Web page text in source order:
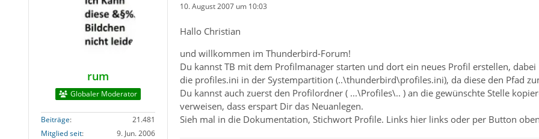
rum
Globaler Moderator
Beiträge
21.481
Mitglied seit
9. Jun. 2006
10. August 2007 um 10:03
Hallo Christian
und willkommen im Thunderbird-Forum!
Du kannst TB mit dem Profilmanager starten und dort ein neues Profil erstellen,
die profiles.ini in der Systempartition (..\thunderbird\profiles.ini), da diese den Pfad
Du kannst auch zuerst den Profilordner ( ...\Profiles\.. ) an die gewünschte Stelle
verweisen, dass erspart Dir das Neuanlegen.
Sieh mal in die Dokumentation, Stichwort Profile. Links hier links oder per Button